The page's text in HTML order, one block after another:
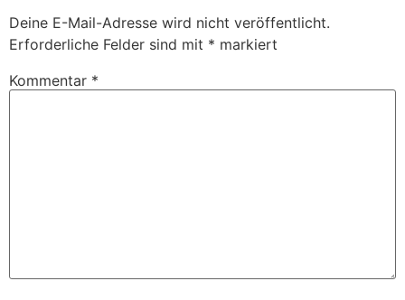
Deine E-Mail-Adresse wird nicht veröffentlicht.
Erforderliche Felder sind mit * markiert
Kommentar *